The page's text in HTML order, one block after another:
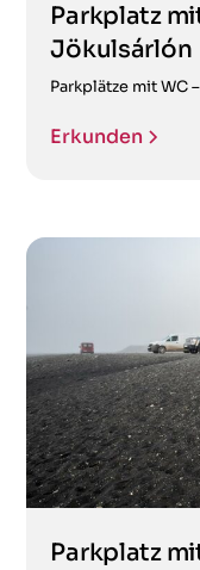
Parkplatz
Jökulsárlón
Parkplätze mit WC
Erkunden
Parkplatz